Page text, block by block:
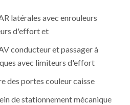
latérales avec enrouleurs
d'effort et
conducteur et passager à
avec limiteurs d'effort
des portes couleur caisse
de stationnement mécanique